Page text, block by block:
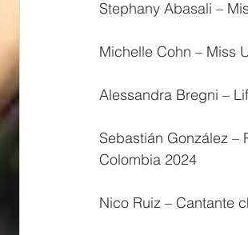
Stephany Abasali –
Michelle Cohn – Miss
Alessandra Bregni –
Sebastián González –
Colombia 2024
Nico Ruiz – Cantante